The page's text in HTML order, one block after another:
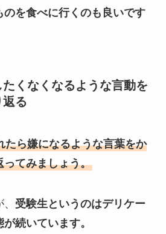
のを食べに行くのも良いです
くなくなるような言動を
る
たら嫌になるような言葉をか
ってみましょう。
受験生というのはデリケー
が続いています。